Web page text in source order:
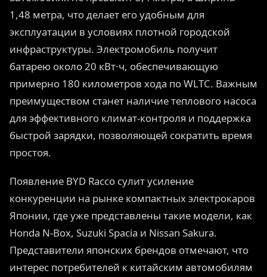
1,48 метра, что делает его удобным для
эксплуатации в условиях плотной городской
инфраструктуры. Электромобиль получит
батарею около 20 кВт·ч, обеспечивающую
примерно 180 километров хода по WLTC. Важным
преимуществом станет наличие теплового насоса
для эффективного климат-контроля и поддержка
быстрой зарядки, позволяющей сократить время
простоя.
Появление BYD Racco сулит усиление
конкуренции на рынке компактных электрокаров
Японии, где уже представлены такие модели, как
Honda N-Box, Suzuki Spacia и Nissan Sakura.
Представители японских брендов отмечают, что
интерес потребителей к китайским автомобилям